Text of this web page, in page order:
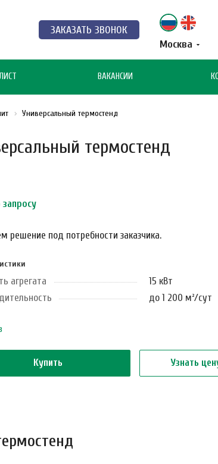
ЗАКАЗАТЬ ЗВОНОК
Москва
ВАКАНСИИ
Универсальный термостенд
термостенд
запросу
решение под потребности заказчика.
агрегата
15 кВт
до 1 200 м²/сут
Купить Узнать